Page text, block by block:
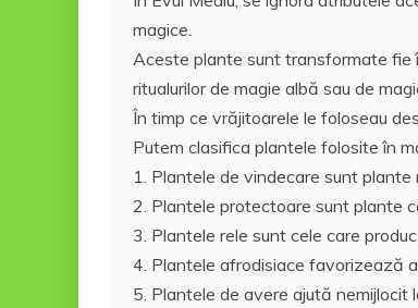
magice.
Aceste plante sunt transformate fie
ritualurilor de magie albă sau de
În timp ce vrăjitoarele le foloseau
Putem clasifica plantele folosite în
1. Plantele de vindecare sunt plante
2. Plantele protectoare sunt plante
3. Plantele rele sunt cele care
4. Plantele afrodisiace favorizează
5. Plantele de avere ajută nemijlocit